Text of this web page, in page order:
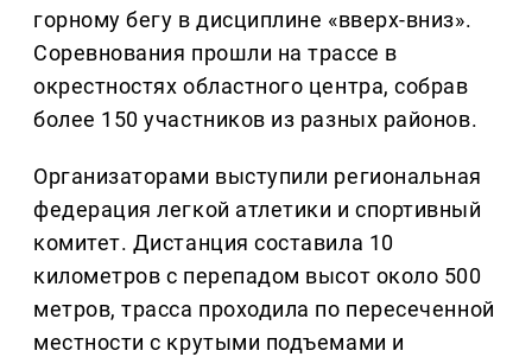
горному бегу в дисциплине «вверх-вниз».
Соревнования прошли на трассе в
окрестностях областного центра, собрав
более 150 участников из разных районов.
Организаторами выступили региональная
федерация легкой атлетики и спортивный
комитет. Дистанция составила 10
километров с перепадом высот около 500
метров, трасса проходила по пересеченной
местности с крутыми подъемами и